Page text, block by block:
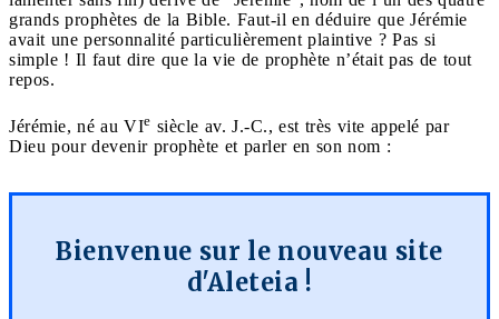
grands prophètes de la Bible. Faut-il en déduire que Jérémie
avait une personnalité particulièrement plaintive ? Pas si
simple ! Il faut dire que la vie de prophète n’était pas de tout
repos.
Jérémie, né au VIe siècle av. J.-C., est très vite appelé par
Dieu pour devenir prophète et parler en son nom :
Bienvenue sur le nouveau site
d'Aleteia !